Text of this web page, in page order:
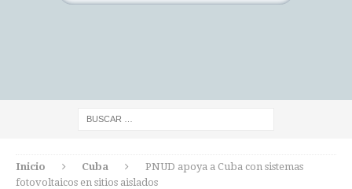
Inicio Cuba
PNUD apoya a Cuba con sistemas
fotovoltaicos en sitios aislados